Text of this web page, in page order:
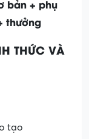
bản + phụ
thưởng
THỨC VÀ
tạo